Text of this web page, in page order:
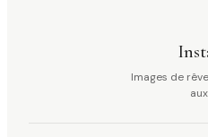
Images de